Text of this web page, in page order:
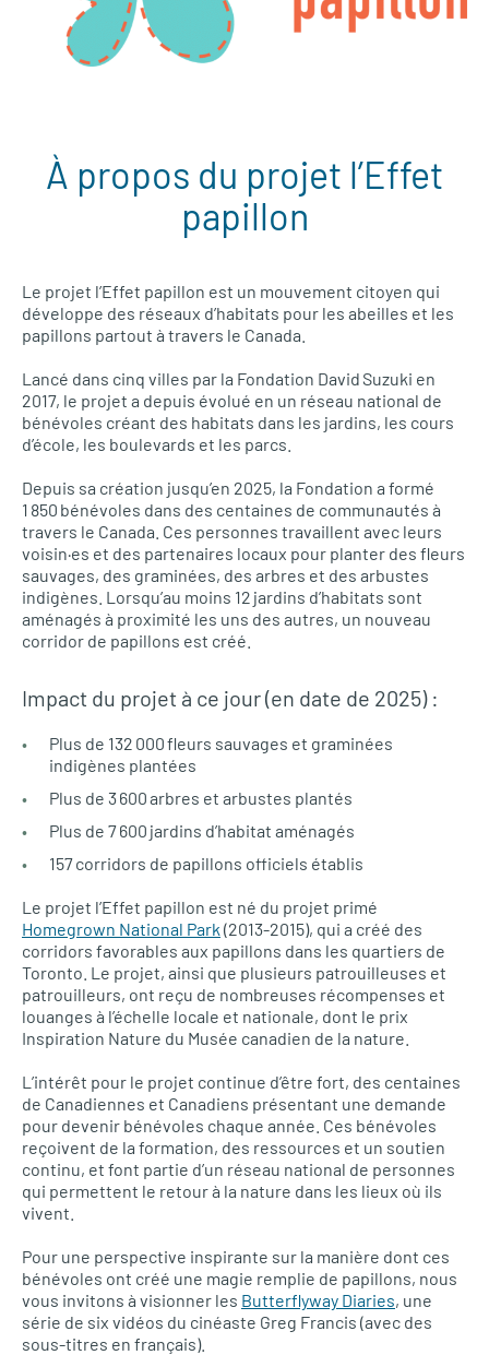
À propos du projet l’Effet
papillon
Le projet l’Effet papillon est un mouvement citoyen qui
développe des réseaux d’habitats pour les abeilles et les
papillons partout à travers le Canada.
Lancé dans cinq villes par la Fondation David Suzuki en
2017, le projet a depuis évolué en un réseau national de
bénévoles créant des habitats dans les jardins, les cours
d’école, les boulevards et les parcs.
Depuis sa création jusqu’en 2025, la Fondation a formé
1 850 bénévoles dans des centaines de communautés à
travers le Canada. Ces personnes travaillent avec leurs
voisin·es et des partenaires locaux pour planter des fleurs
sauvages, des graminées, des arbres et des arbustes
indigènes. Lorsqu’au moins 12 jardins d’habitats sont
aménagés à proximité les uns des autres, un nouveau
corridor de papillons est créé.
Impact du projet à ce jour (en date de 2025) :
Plus de 132 000 fleurs sauvages et graminées
indigènes plantées
Plus de 3 600 arbres et arbustes plantés
Plus de 7 600 jardins d’habitat aménagés
157 corridors de papillons officiels établis
Le projet l’Effet papillon est né du projet primé
Homegrown National Park (2013-2015), qui a créé des
corridors favorables aux papillons dans les quartiers de
Toronto. Le projet, ainsi que plusieurs patrouilleuses et
patrouilleurs, ont reçu de nombreuses récompenses et
louanges à l’échelle locale et nationale, dont le prix
Inspiration Nature du Musée canadien de la nature.
L’intérêt pour le projet continue d’être fort, des centaines
de Canadiennes et Canadiens présentant une demande
pour devenir bénévoles chaque année. Ces bénévoles
reçoivent de la formation, des ressources et un soutien
continu, et font partie d’un réseau national de personnes
qui permettent le retour à la nature dans les lieux où ils
vivent.
Pour une perspective inspirante sur la manière dont ces
bénévoles ont créé une magie remplie de papillons, nous
vous invitons à visionner les Butterflyway Diaries, une
série de six vidéos du cinéaste Greg Francis (avec des
sous-titres en français).